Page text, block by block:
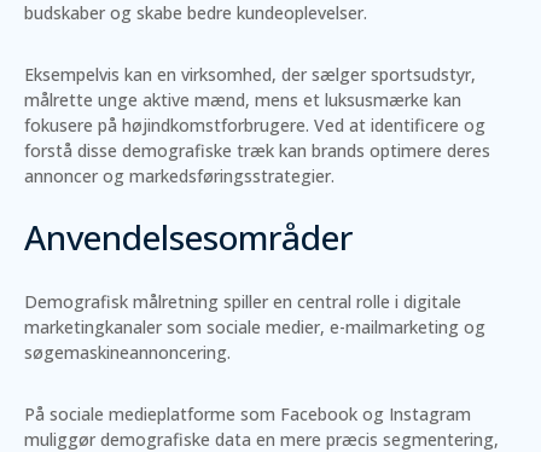
budskaber og skabe bedre kundeoplevelser.
Eksempelvis kan en virksomhed, der sælger sportsudstyr,
målrette unge aktive mænd, mens et luksusmærke kan
fokusere på højindkomstforbrugere. Ved at identificere og
forstå disse demografiske træk kan brands optimere deres
annoncer og markedsføringsstrategier.
Anvendelsesområder
Demografisk målretning spiller en central rolle i digitale
marketingkanaler som sociale medier, e-mailmarketing og
søgemaskineannoncering.
På sociale medieplatforme som Facebook og Instagram
muliggør demografiske data en mere præcis segmentering,